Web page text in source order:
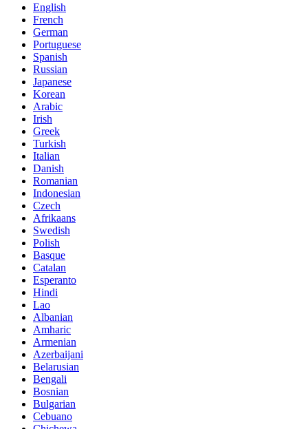
English
French
German
Portuguese
Spanish
Russian
Japanese
Korean
Arabic
Irish
Greek
Turkish
Italian
Danish
Romanian
Indonesian
Czech
Afrikaans
Swedish
Polish
Basque
Catalan
Esperanto
Hindi
Lao
Albanian
Amharic
Armenian
Azerbaijani
Belarusian
Bengali
Bosnian
Bulgarian
Cebuano